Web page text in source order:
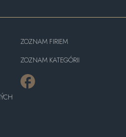
ZOZNAM FIRIEM
ZOZNAM KATEGÓRII